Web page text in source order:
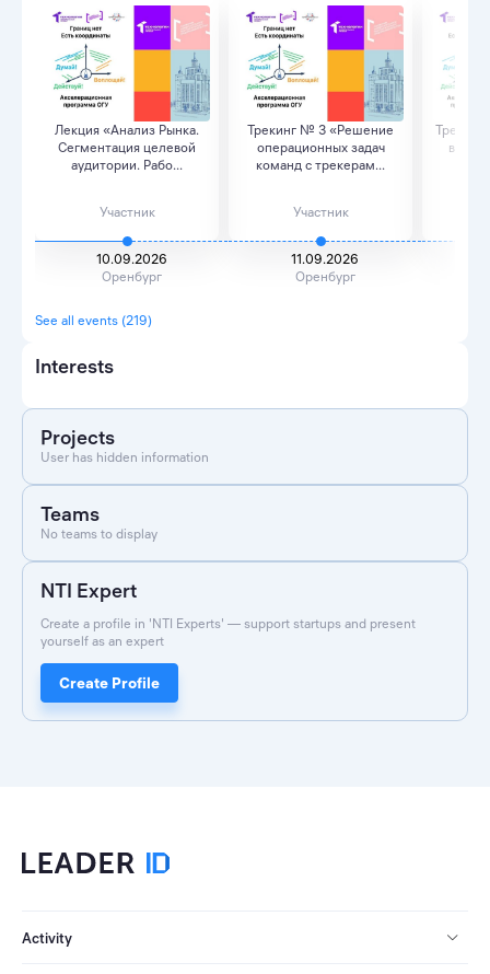
Лекция «Анализ Рынка.
Сегментация целевой
аудитории. Рабо...
Участник
10.09.2026
Оренбург
Трекинг № 3 «Решение
операционных задач
команд с трекерам...
Участник
11.09.2026
Оренбург
Трекшн-
See all events (219)
Interests
Projects
User has hidden information
Teams
No teams to display
NTI Expert
Create a profile in 'NTI Experts' — support startups and present
yourself as an expert
Create Profile
Activity